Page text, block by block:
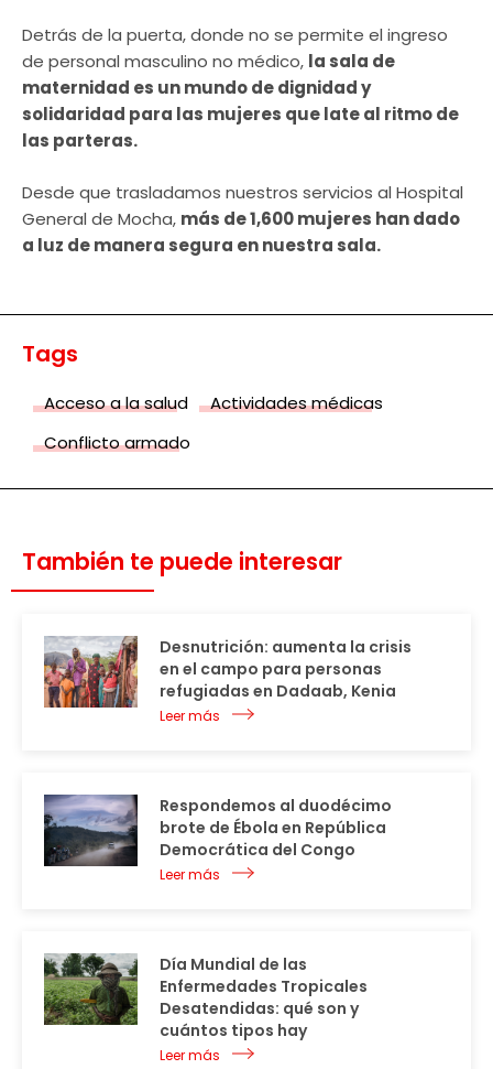
Detrás de la puerta, donde no se permite el ingreso
de personal masculino no médico, la sala de
maternidad es un mundo de dignidad y
solidaridad para las mujeres que late al ritmo de
las parteras.
Desde que trasladamos nuestros servicios al Hospital
General de Mocha, más de 1,600 mujeres han dado
a luz de manera segura en nuestra sala.
Tags
Acceso a la salud
Actividades médicas
Conflicto armado
También te puede interesar
Desnutrición: aumenta la crisis
en el campo para personas
refugiadas en Dadaab, Kenia
Leer más
Respondemos al duodécimo
brote de Ébola en República
Democrática del Congo
Leer más
Día Mundial de las
Enfermedades Tropicales
Desatendidas: qué son y
cuántos tipos hay
Leer más